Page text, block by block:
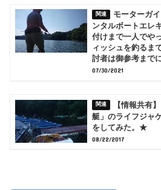
モーターガ
ンタルボートエレ
付けまで一人でや
ィッシュを釣るま
討者は御参考までに
07/30/2021
【情報共有
艇」のライフジャ
をしてみた。★
08/22/2017